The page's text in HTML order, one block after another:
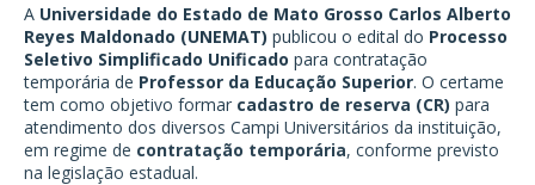
A Universidade do Estado de Mato Grosso Carlos Alberto
Reyes Maldonado (UNEMAT) publicou o edital do Processo
Seletivo Simplificado Unificado para contratação
temporária de Professor da Educação Superior. O certame
tem como objetivo formar cadastro de reserva (CR) para
atendimento dos diversos Campi Universitários da instituição,
em regime de contratação temporária, conforme previsto
na legislação estadual.